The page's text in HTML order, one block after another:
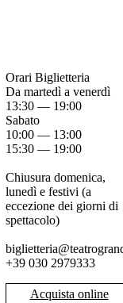
Orari Biglietteria
Da martedì a venerdì
13:30 — 19:00
Sabato
10:00 — 13:00
15:30 — 19:00
Chiusura domenica,
lunedì e festivi (a
eccezione dei giorni di
spettacolo)
+39 030 2979333
Acquista online